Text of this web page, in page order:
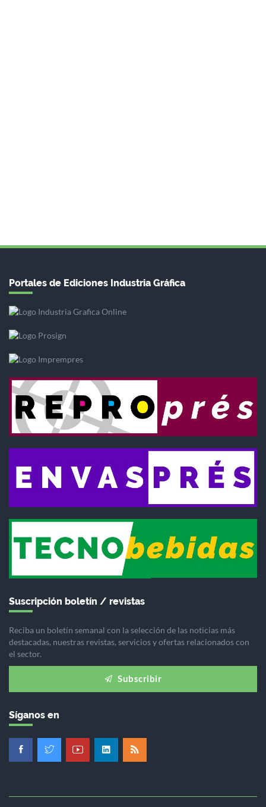
Portales de Ediciones Industria Gráfica
Suscripción boletín / revistas
Reciba un boletín semanal con la selección de las noticias más
destacadas, nuestras revistas, servicios y ofertas relacionados con
el sector.
Subscribir
Síganos en